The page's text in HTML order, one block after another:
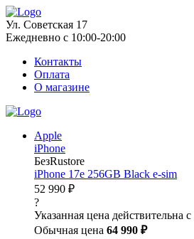
Ул. Советская 17
Ежедневно с 10:00-20:00
Контакты
Оплата
О магазине
Apple
iPhone
БезRustore
iPhone 17e 256GB Black e-sim
52 990 ₽
?
Указанная цена действительна
Обычная цена 64 990 ₽